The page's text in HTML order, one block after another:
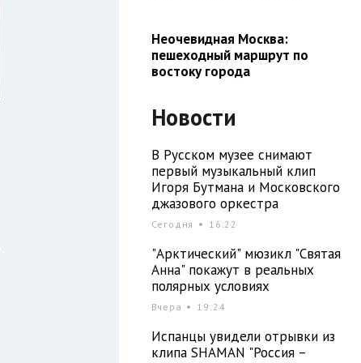
Неочевидная Москва:
пешеходный маршрут по
востоку города
Новости
В Русском музее снимают
первый музыкальный клип
Игоря Бутмана и Московского
джазового оркестра
Сегодня 16:22
"Арктический" мюзикл "Святая
Анна" покажут в реальных
полярных условиях
Вчера 19:24
Испанцы увидели отрывки из
клипа SHAMAN "Россия –